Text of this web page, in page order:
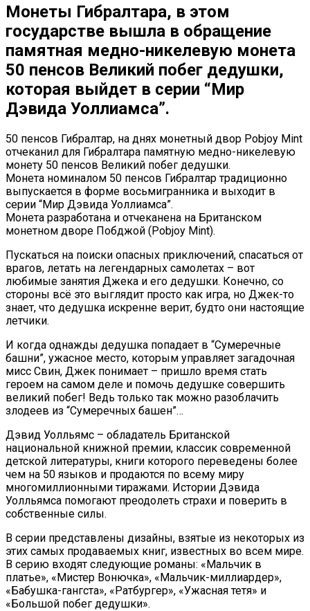
Монеты Гибралтара, в этом
государстве вышла в обращение
памятная медно-никелевую монета
50 пенсов Великий побег дедушки,
которая выйдет в серии “Мир
Дэвида Уоллиамса”.
50 пенсов Гибралтар, на днях монетный двор Pobjoy Mint
отчеканил для Гибралтара памятную медно-никелевую
монету 50 пенсов Великий побег дедушки.
Монета номиналом 50 пенсов Гибралтар традиционно
выпускается в форме восьмигранника и выходит в
серии “Мир Дэвида Уоллиамса”.
Монета разработана и отчеканена на Британском
монетном дворе Побджой (Pobjoy Mint).
Пускаться на поиски опасных приключений, спасаться от
врагов, летать на легендарных самолетах – вот
любимые занятия Джека и его дедушки. Конечно, со
стороны всё это выглядит просто как игра, но Джек-то
знает, что дедушка искренне верит, будто они настоящие
летчики.
И когда однажды дедушка попадает в “Сумеречные
башни”, ужасное место, которым управляет загадочная
мисс Свин, Джек понимает – пришло время стать
героем на самом деле и помочь дедушке совершить
великий побег! Ведь только так можно разоблачить
злодеев из “Сумеречных башен”…
Дэвид Уолльямс – обладатель Британской
национальной книжной премии, классик современной
детской литературы, книги которого переведены более
чем на 50 языков и продаются по всему миру
многомиллионными тиражами. Истории Дэвида
Уолльямса помогают преодолеть страхи и поверить в
собственные силы.
В серии представлены дизайны, взятые из некоторых из
этих самых продаваемых книг, известных во всем мире.
В серию входят следующие романы: «Мальчик в
платье», «Мистер Вонючка», «Мальчик-миллиардер»,
«Бабушка-гангста», «Ратбургер», «Ужасная тетя» и
«Большой побег дедушки».